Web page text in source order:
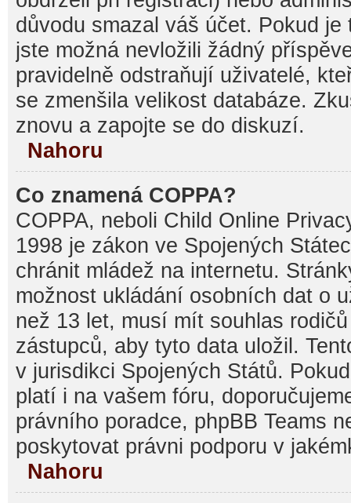
důvodu smazal váš účet. Pokud
jste možná nevložili žádný
pravidelně odstraňují uživatelé,
se zmenšila velikost databáze.
znovu a zapojte se do diskuzí.
Nahoru
Co znamená COPPA?
COPPA, neboli Child Online
1998 je zákon ve Spojených
chránit mládež na internetu.
možnost ukládání osobních dat o
než 13 let, musí mít souhlas
zástupců, aby tyto data uložil.
v jurisdikci Spojených Států.
platí i na vašem fóru,
právního poradce, phpBB Teams
poskytovat právni podporu v
Nahoru